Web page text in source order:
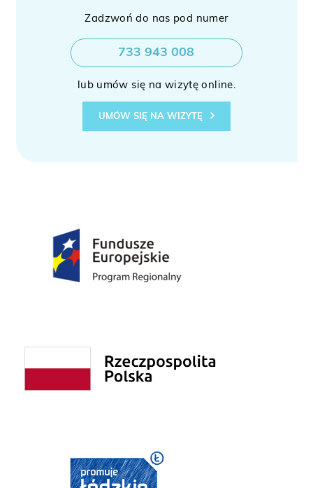
Zadzwoń do nas pod numer
733 943 008
lub umów się na wizytę online.
UMÓW SIĘ NA WIZYTĘ